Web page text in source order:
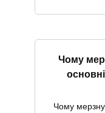
Чому
Чому